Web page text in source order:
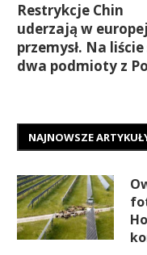
Restrykcje Chin
uderzają w
przemysł. Na liście
dwa podmioty z
NAJNOWSZE